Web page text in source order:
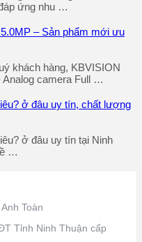
ứng nhu …
– Sản phẩm mới ưu
khách hàng, KBVISION
Analog camera Full …
ở đâu uy tín, chất lượng
ở đâu uy tín tại Ninh
…
Toàn
Tỉnh Ninh Thuận cấp